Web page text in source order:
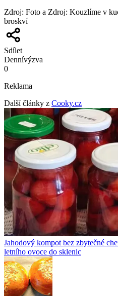
Zdroj: Foto a Zdroj: Kouzlíme v
broskví
Sdílet
Dennívýzva
0
Reklama
Další články z Cooky.cz
Jahodový kompot bez zbytečné
letního ovoce do sklenic